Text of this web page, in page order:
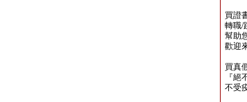
買證
轉職/
幫助
歡迎
買真
『
不受